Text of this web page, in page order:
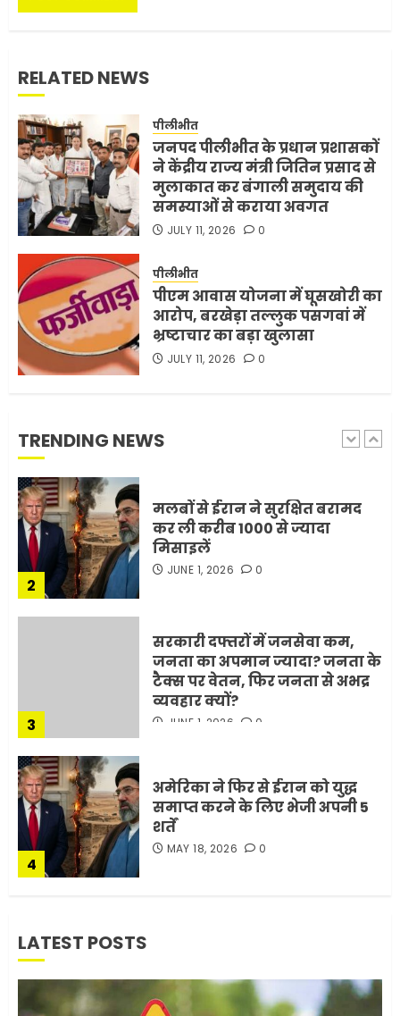
RELATED NEWS
पीलीभीत
जनपद पीलीभीत के प्रधान प्रशासकों
ने केंद्रीय राज्य मंत्री जितिन प्रसाद से
मुलाकात कर बंगाली समुदाय की
समस्याओं से कराया अवगत
JULY 11, 2026 0
पीलीभीत
पीएम आवास योजना में घूसखोरी का
आरोप, बरखेड़ा तल्लुक पसगवां में
भ्रष्टाचार का बड़ा खुलासा
JULY 11, 2026 0
TRENDING NEWS
4
शर्तें
MAY 18, 2026 0
5
भारत-अमेरिका व्यापार समझौता
FEBRUARY 3, 2026
1
मोबाइल की लत: एक खामोश
2
मलबों से ईरान ने सुरक्षित बरामद
कर ली करीब 1000 से ज्यादा
मिसाइलें
JUNE 1, 2026 0
3
सरकारी दफ्तरों में जनसेवा कम,
जनता का अपमान ज्यादा? जनता के
टैक्स पर वेतन, फिर जनता से अभद्र
व्यवहार क्यों?
JUNE 1, 2026 0
4
अमेरिका ने फिर से ईरान को युद्ध
समाप्त करने के लिए भेजी अपनी 5
शर्तें
MAY 18, 2026 0
FEBRUARY 3, 2026 0
LATEST POSTS